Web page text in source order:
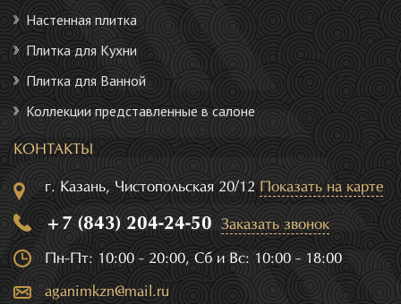
Настенная плитка
Плитка для Кухни
Плитка для Ванной
Коллекции представленные в салоне
КОНТАКТЫ
г. Казань, Чистопольская 20/12 Показать на карте
+7 (843) 204-24-50 Заказать звонок
Пн-Пт: 10:00 - 20:00, Сб и Вс: 10:00 - 18:00
aganimkzn@mail.ru